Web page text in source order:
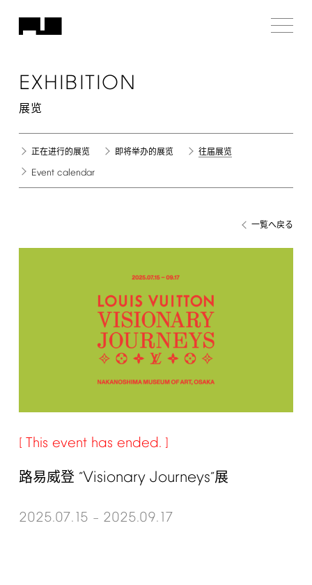
EXHIBITION
展览
正在进行的展览 即将举办的展览 往届展览
Event calendar
一覧へ戻る
This event has ended.
路易威登 “Visionary Journeys”展
2025.07.15 – 2025.09.17